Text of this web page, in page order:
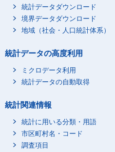
統計データダウンロード
境界データダウンロード
地域（社会・人口統計体系）
統計データの高度利用
ミクロデータ利用
統計データの自動取得
統計関連情報
統計に用いる分類・用語
市区町村名・コード
調査項目